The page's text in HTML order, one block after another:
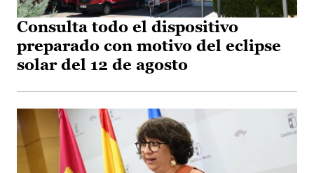
Consulta todo el dispositivo
preparado con motivo del eclipse
solar del 12 de agosto